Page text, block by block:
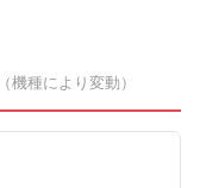
（機種により変動）